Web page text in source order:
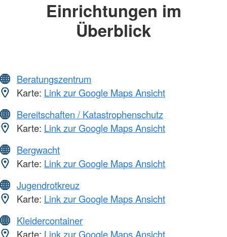
Einrichtungen im
Überblick
Beratungszentrum
Karte: Link zur Google Maps Ansicht
Bereitschaften / Katastrophenschutz
Karte: Link zur Google Maps Ansicht
Bergwacht
Karte: Link zur Google Maps Ansicht
Jugendrotkreuz
Karte: Link zur Google Maps Ansicht
Kleidercontainer
Karte: Link zur Google Maps Ansicht